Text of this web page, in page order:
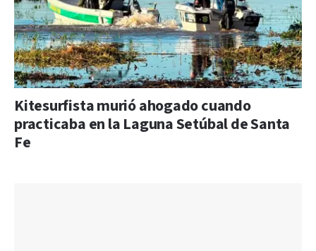
Kitesurfista murió ahogado cuando
practicaba en la Laguna Setúbal de Santa
Fe